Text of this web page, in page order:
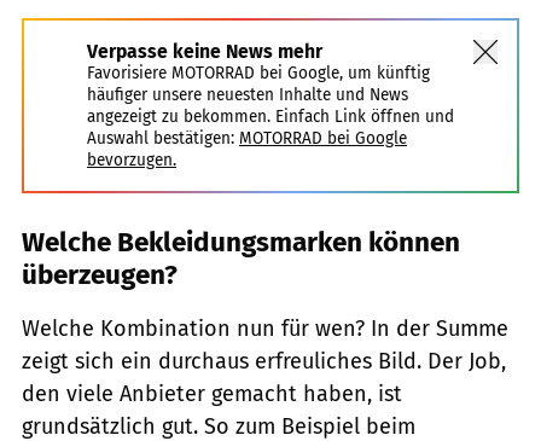
Verpasse keine News mehr
Favorisiere MOTORRAD bei Google, um künftig
häufiger unsere neuesten Inhalte und News
angezeigt zu bekommen. Einfach Link öffnen und
Auswahl bestätigen: MOTORRAD bei Google
bevorzugen.
Welche Bekleidungsmarken können
überzeugen?
Welche Kombination nun für wen? In der Summe
zeigt sich ein durchaus erfreuliches Bild. Der Job,
den viele Anbieter gemacht haben, ist
grundsätzlich gut. So zum Beispiel beim